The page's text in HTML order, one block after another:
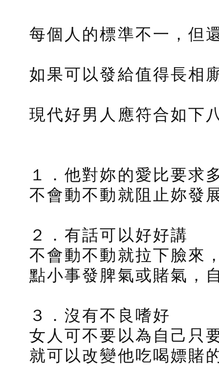
每個人的標準不一，但
如果可以發給值得長相
現代好男人應符合如下
１．他對妳的愛比要求
不會動不動就阻止妳發
２．有話可以好好講
不會動不動就拉下臉來
點小事發脾氣或賭氣，
３．沒有不良嗜好
女人可不要以為自己只
就可以改變他吃喝嫖賭